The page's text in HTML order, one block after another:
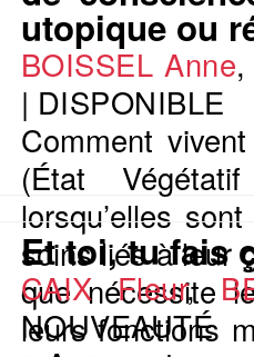
utopique ou
BOISSEL Anne
| DISPONIBLE
Comment
(État
lorsqu’elles
soins liés à leur
que nécessite
leurs fonctions
Et toi, tu fais
CAIX Fleur,
NOUVEAUTÉ